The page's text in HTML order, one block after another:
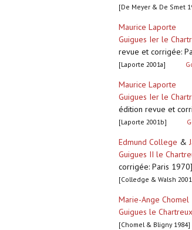
[De Meyer & De Smet
Maurice Laporte
Guigues Ier le
revue et corrigée:
[Laporte 2001a]
Maurice Laporte
Guigues Ier le
édition revue et
[Laporte 2001b]
Edmund College &
Guigues II le
corrigée: Paris
[Colledge & Walsh
Marie-Ange Chomel
Guigues le
[Chomel & Bligny 1984]